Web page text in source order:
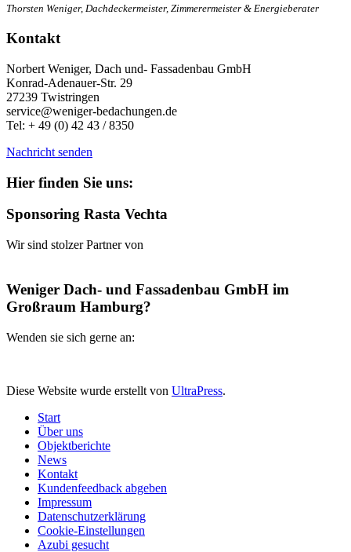
Thorsten Weniger, Dachdeckermeister, Zimmerermeister & Energieberater
Kontakt
Norbert Weniger, Dach und- Fassadenbau GmbH
Konrad-Adenauer-Str. 29
27239 Twistringen
service@weniger-bedachungen.de
Tel: + 49 (0) 42 43 / 8350
Nachricht senden
Hier finden Sie uns:
Sponsoring Rasta Vechta
Wir sind stolzer Partner von
Weniger Dach- und Fassadenbau GmbH im
Großraum Hamburg?
Wenden sie sich gerne an:
Diese Website wurde erstellt von UltraPress.
Start
Über uns
Objektberichte
News
Kontakt
Kundenfeedback abgeben
Impressum
Datenschutzerklärung
Cookie-Einstellungen
Azubi gesucht